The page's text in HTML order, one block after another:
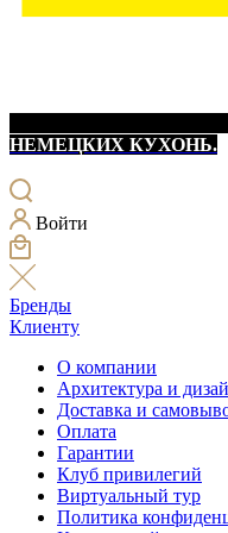
НЕМЕЦКИХ КУХОНЬ.
Войти
Бренды
Клиенту
О компании
Архитектура и
Доставка и
Оплата
Гарантии
Клуб привилегий
Виртуальный тур
Политика